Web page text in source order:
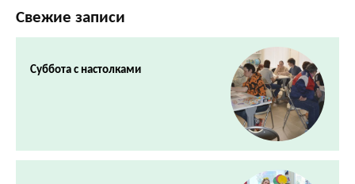
Свежие записи
Суббота с настолками